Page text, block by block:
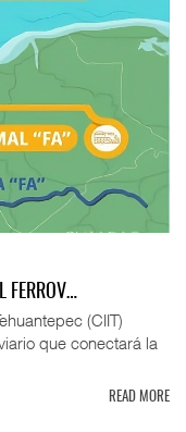
FERROV…
(CIIT)
que conectará la
READ MORE